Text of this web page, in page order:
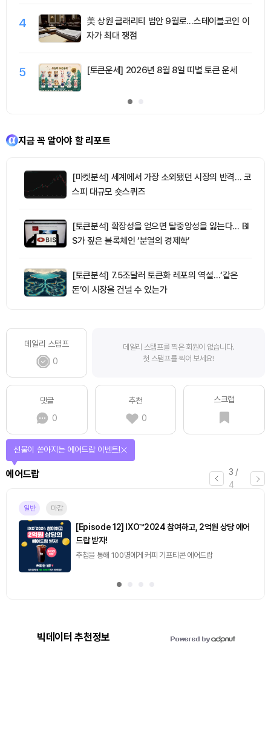
4
美 상원 클래리티 법안 9월로…스테이블코인 이
자가 최대 쟁점
5 [토큰운세] 2026년 8월 8일 띠별 토큰 운세
지금 꼭 알아야 할 리포트
[마켓분석] 세계에서 가장 소외됐던 시장의 반격… 코
스피 대규모 숏스퀴즈
[토큰분석] 확장성을 얻으면 탈중앙성을 잃는다… BI
S가 짚은 블록체인 ‘분열의 경제학’
[토큰분석] 7.5조달러 토큰화 레포의 역설…‘같은
돈’이 시장을 건널 수 있는가
데일리 스탬프
0
데일리 스탬프를 찍은 회원이 없습니다.
첫 스탬프를 찍어 보세요!
댓글
0
추천
0
스크랩
3 /
4
에어드랍
선물이 쏟아지는 에어드랍 이벤트!
일반 마감
[Episode 12] IXO™2024 참여하고, 2억원 상당 에어
드랍 받자!
추첨을 통해 100명에게 커피 기프티콘 에어드랍
빅데이터 추천정보